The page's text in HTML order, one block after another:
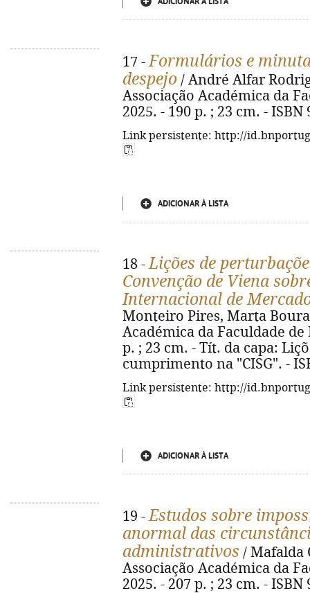
17 -Formulários e
despejo / André Alfar
Associação Académica da
2025. - 190 p. ; 23 cm. - ISBN
Link persistente: http://
ADICIONAR À LISTA
18 -Lições de
Convenção de Viena
Internacional de
Monteiro Pires, Marta
Académica da Faculdade
p. ; 23 cm. - Tít. da capa:
cumprimento na "CISG". -
Link persistente: http://
ADICIONAR À LISTA
19 -Estudos sobre
anormal das
administrativos / Mafalda
Associação Académica da
2025. - 207 p. ; 23 cm. - ISBN